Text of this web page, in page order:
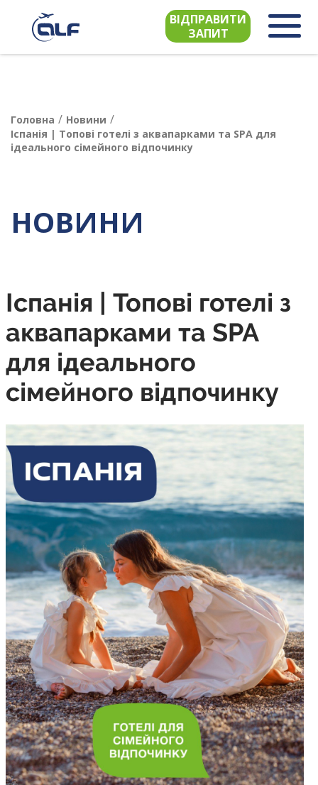
ВІДПРАВИТИ
ЗАПИТ
Головна / Новини /
Іспанія | Топові готелі з аквапарками та SPA для
ідеального сімейного відпочинку
НОВИНИ
Іспанія | Топові готелі з
аквапарками та SPA
для ідеального
сімейного відпочинку